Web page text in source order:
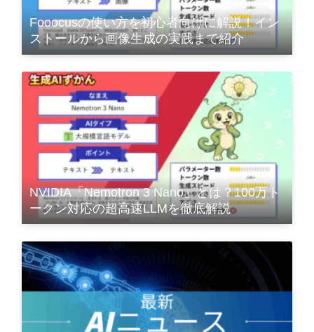
Fooocusの使い方を初心者向けに解説！イン
ストールから画像生成の実践まで紹介
NVIDIA「Nemotron 3 Nano」とは？100万ト
ークン対応の超高速LLMを徹底解説